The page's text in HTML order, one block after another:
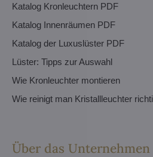
Katalog Kronleuchtern PDF
Katalog Innenräumen PDF
Katalog der Luxuslüster PDF
Lüster: Tipps zur Auswahl
Wie Kronleuchter montieren
Wie reinigt man Kristallleuchter
Über das Unternehmen